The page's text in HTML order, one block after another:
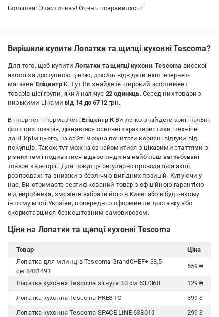
Большая! Эластичная! Очень понравилась!
Вирішили купити Лопатки та щипці кухонні Tescoma?
Для того, щоб купитиЛопатки та щипці кухонні Tescoma високої
якості за доступною ціною, досить відвідати наш інтернет-
магазин Епіцентр К. Тут Ви знайдете широкий асортимент
товарів цієї групи, який налічує 22 одиниць. Серед них товари з
низькими цінамивід 14 до 6712 грн.
В інтернет-гіпермаркеті Епіцентр КВи легко знайдете оригінальні
фото цих товарів, дізнаєтеся основні характеристики і технічні
дані. Крім цього, на сайті можна почитати корисні відгуки від
покупців. Також тут можна ознайомитися з цікавими статтями з
різних тем і подивитися відеоогляди на найбільш затребувані
товари категорії . Для покупця регулярно проводяться акції,
розпродажі та знижки з безліччю вигідних позицій. Купуючи у
нас, Ви отримаєте сертифікований товар з офіційною гарантією
від виробника, зможете забрати його в Києві або в будь-якому
іншому місті України, попередньо оформивши доставку або
скориставшися безкоштовним самовивозом.
Ціни на Лопатки та щипці кухонні Tescoma
Товар
Ціна
Лопатка для млинців Tescoma GrandCHEF+ 38,5
см 8481491
559 ₴
Лопатка кухонна Tescoma зігнута 30 см 637368
129 ₴
Лопатка кухонна Tescoma PRESTO
399 ₴
Лопатка кухонна Tescoma SPACE LINE 638010
299 ₴